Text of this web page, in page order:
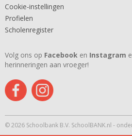
Cookie-instellingen
Profielen
Scholenregister
Volg ons op Facebook en Instagram
herinneringen aan vroeger!
© 2026 Schoolbank B.V. SchoolBANK.nl -